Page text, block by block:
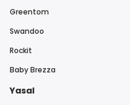
Greentom
Swandoo
Rockit
Baby Brezza
Yasal